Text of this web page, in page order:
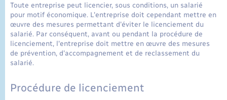
Toute entreprise peut licencier, sous conditions, un salarié
pour motif économique. L'entreprise doit cependant mettre en
œuvre des mesures permettant d'éviter le licenciement du
salarié. Par conséquent, avant ou pendant la procédure de
licenciement, l'entreprise doit mettre en œuvre des mesures
de prévention, d'accompagnement et de reclassement du
salarié.
Procédure de licenciement